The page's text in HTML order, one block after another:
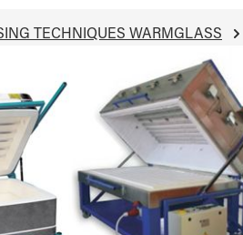
TECHNIQUES WARMGLASS